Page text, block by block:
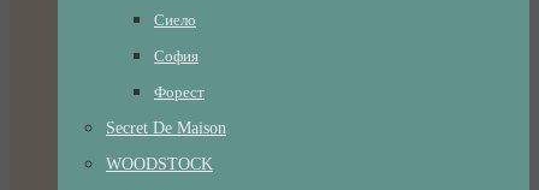
Сиело
София
Форест
Secret De Maison
WOODSTOCK